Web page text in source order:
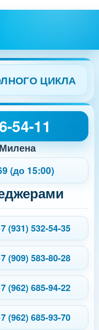
ЦИКЛА
54-11
(до 15:00)
(931) 532-54-35
(909) 583-80-28
(962) 685-94-22
(962) 685-93-70